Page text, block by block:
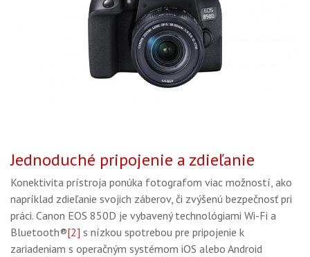
Jednoduché pripojenie a zdieľanie
Konektivita prístroja ponúka fotografom viac možností, ako
napríklad zdieľanie svojich záberov, či zvýšenú bezpečnosť pri
práci. Canon EOS 850D je vybavený technológiami Wi-Fi a
Bluetooth®[2] s nízkou spotrebou pre pripojenie k
zariadeniam s operačným systémom iOS alebo Android